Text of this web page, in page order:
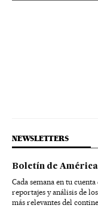
NEWSLETTERS
Boletín de América
Cada semana en tu
reportajes y análisis de
más relevantes del